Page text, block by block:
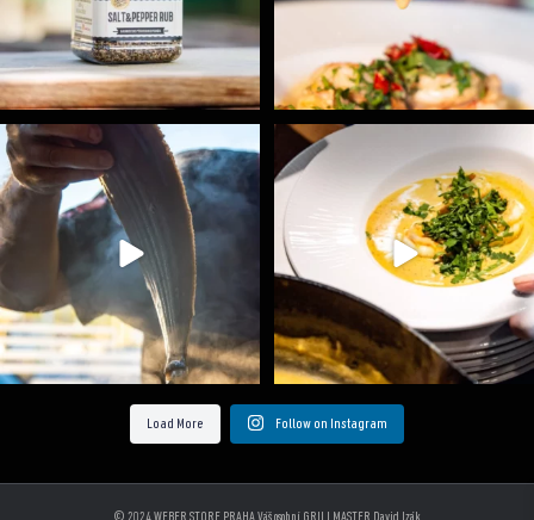
Ryba na grilu je opravdu rychlá, a stejně tak... Všechny fámozní recepty, které znáte z našich
0
Load More Follow on Instagram